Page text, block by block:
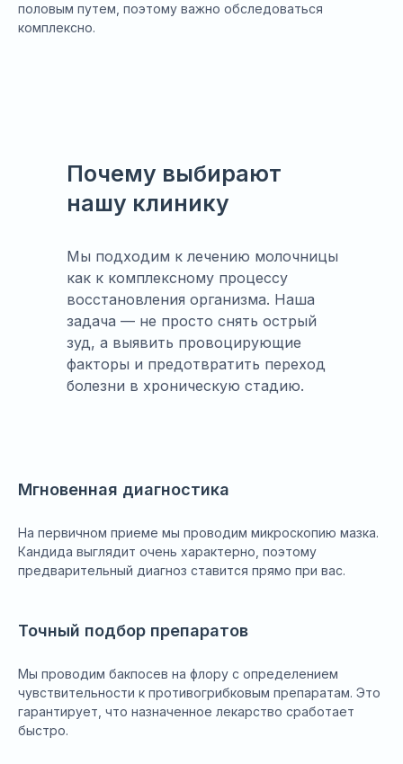
половым путем, поэтому важно обследоваться
комплексно.
Почему выбирают
нашу клинику
Мы подходим к лечению молочницы
как к комплексному процессу
восстановления организма. Наша
задача — не просто снять острый
зуд, а выявить провоцирующие
факторы и предотвратить переход
болезни в хроническую стадию.
Мгновенная диагностика
На первичном приеме мы проводим микроскопию мазка.
Кандида выглядит очень характерно, поэтому
предварительный диагноз ставится прямо при вас.
Точный подбор препаратов
Мы проводим бакпосев на флору с определением
чувствительности к противогрибковым препаратам. Это
гарантирует, что назначенное лекарство сработает
быстро.